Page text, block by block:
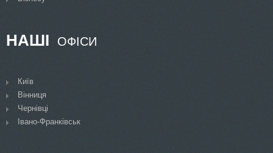
НАШІ ОФІСИ
Київ
Вінниця
Чернівці
Івано-Франківськ